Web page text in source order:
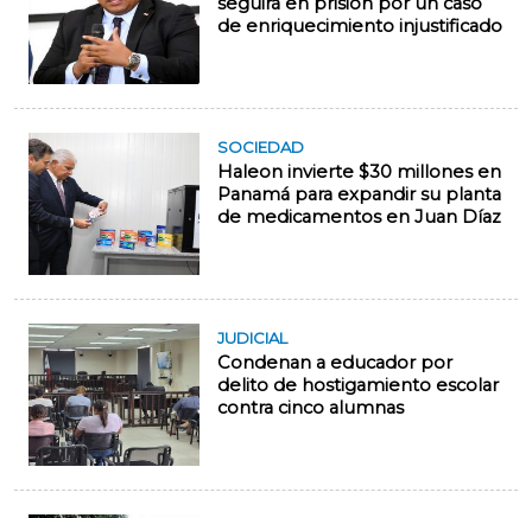
de enriquecimiento injustificado
SOCIEDAD
Haleon invierte $30 millones en
Panamá para expandir su planta
de medicamentos en Juan Díaz
JUDICIAL
Condenan a educador por
delito de hostigamiento escolar
contra cinco alumnas